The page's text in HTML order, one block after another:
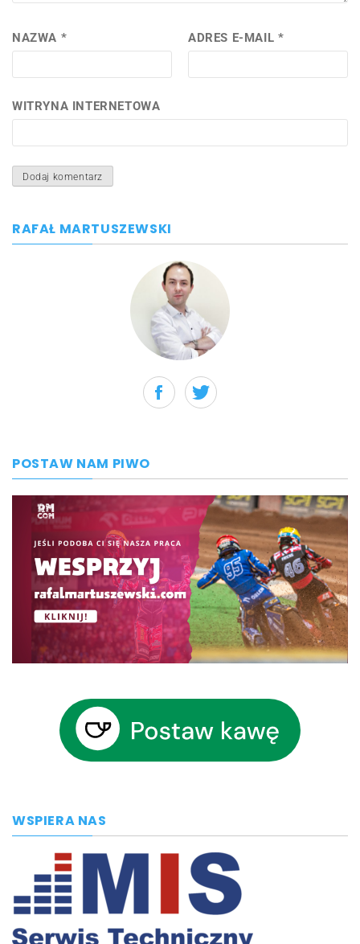
NAZWA * ADRES E-MAIL *
WITRYNA INTERNETOWA
RAFAŁ MARTUSZEWSKI
POSTAW NAM PIWO
WSPIERA NAS